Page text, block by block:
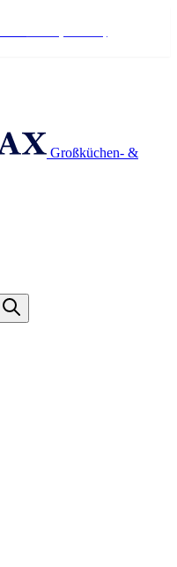
Großküchen- &